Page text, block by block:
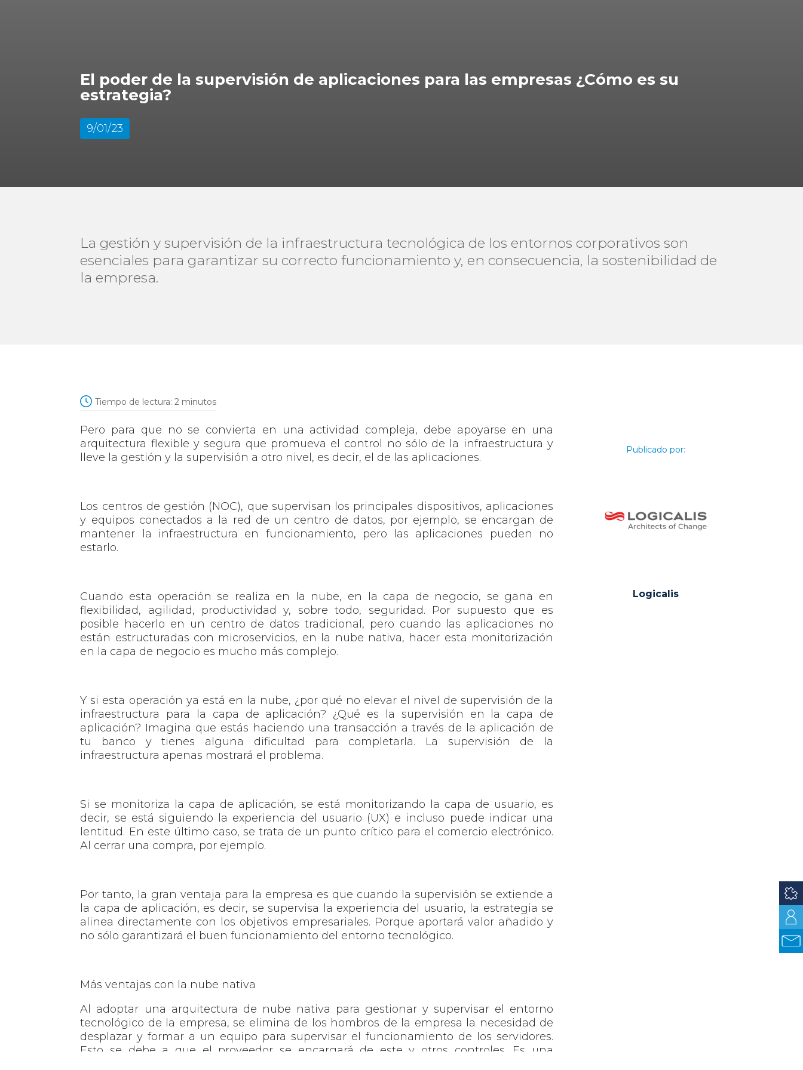
El poder de la supervisión de aplicaciones para las empresas ¿Cómo es su
estrategia?
9/01/23
La gestión y supervisión de la infraestructura tecnológica de los entornos corporativos son
esenciales para garantizar su correcto funcionamiento y, en consecuencia, la sostenibilidad de
la empresa.
Tiempo de lectura: 2 minutos
Pero para que no se convierta en una actividad compleja, debe apoyarse en una
arquitectura flexible y segura que promueva el control no sólo de la infraestructura y
lleve la gestión y la supervisión a otro nivel, es decir, el de las aplicaciones.
Los centros de gestión (NOC), que supervisan los principales dispositivos, aplicaciones
y equipos conectados a la red de un centro de datos, por ejemplo, se encargan de
mantener la infraestructura en funcionamiento, pero las aplicaciones pueden no
estarlo.
Cuando esta operación se realiza en la nube, en la capa de negocio, se gana en
flexibilidad, agilidad, productividad y, sobre todo, seguridad. Por supuesto que es
posible hacerlo en un centro de datos tradicional, pero cuando las aplicaciones no
están estructuradas con microservicios, en la nube nativa, hacer esta monitorización
en la capa de negocio es mucho más complejo.
Y si esta operación ya está en la nube, ¿por qué no elevar el nivel de supervisión de la
infraestructura para la capa de aplicación? ¿Qué es la supervisión en la capa de
aplicación? Imagina que estás haciendo una transacción a través de la aplicación de
tu banco y tienes alguna dificultad para completarla. La supervisión de la
infraestructura apenas mostrará el problema.
Si se monitoriza la capa de aplicación, se está monitorizando la capa de usuario, es
decir, se está siguiendo la experiencia del usuario (UX) e incluso puede indicar una
lentitud. En este último caso, se trata de un punto crítico para el comercio electrónico.
Al cerrar una compra, por ejemplo.
Por tanto, la gran ventaja para la empresa es que cuando la supervisión se extiende a
la capa de aplicación, es decir, se supervisa la experiencia del usuario, la estrategia se
alinea directamente con los objetivos empresariales. Porque aportará valor añadido y
no sólo garantizará el buen funcionamiento del entorno tecnológico.
Más ventajas con la nube nativa
Al adoptar una arquitectura de nube nativa para gestionar y supervisar el entorno
tecnológico de la empresa, se elimina de los hombros de la empresa la necesidad de
desplazar y formar a un equipo para supervisar el funcionamiento de los servidores.
Esto se debe a que el proveedor se encargará de este y otros controles. Es una
Publicado por:
Logicalis